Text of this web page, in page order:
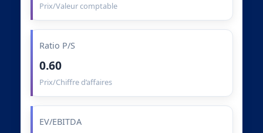
Prix/Valeur comptable
Ratio P/S
0.60
Prix/Chiffre d’affaires
EV/EBITDA